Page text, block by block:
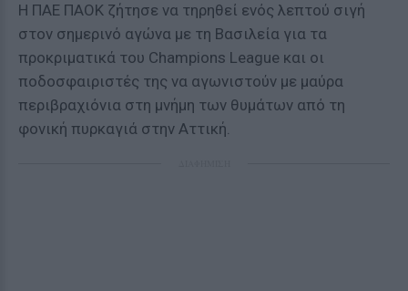
Η ΠΑΕ ΠΑΟΚ ζήτησε να τηρηθεί ενός λεπτού σιγή
στον σημερινό αγώνα με τη Βασιλεία για τα
προκριματικά του Champions League και οι
ποδοσφαιριστές της να αγωνιστούν με μαύρα
περιβραχιόνια στη μνήμη των θυμάτων από τη
φονική πυρκαγιά στην Αττική.